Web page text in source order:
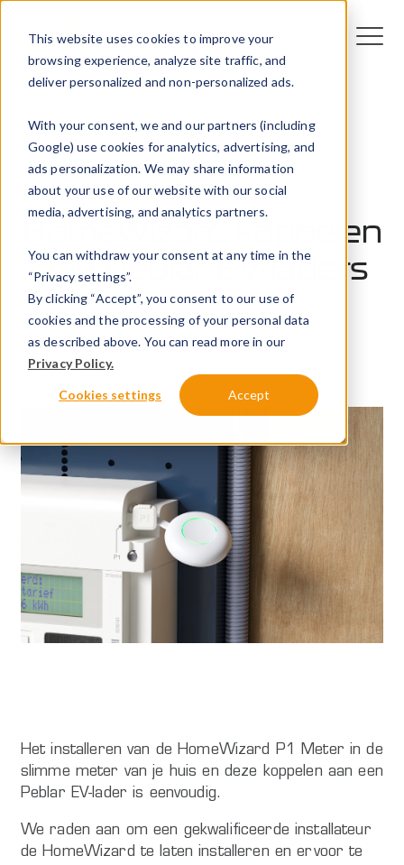
This website uses cookies to improve your
browsing experience, analyze site traffic, and
deliver personalized and non-personalized ads.
With your consent, we and our partners (including
Google) use cookies for analytics, advertising, and
ads personalization. We may share information
about your use of our website with our social
media, advertising, and analytics partners.
You can withdraw your consent at any time in the
“Privacy settings”.
By clicking “Accept”, you consent to our use of
cookies and the processing of your personal data
as described above. You can read more in our
Privacy Policy.
Cookies settings Accept
EV Technologie
HomeWizard koppelen
aan Peblar EV-laders
30 juli 2024
Het installeren van de HomeWizard P1 Meter in de
slimme meter van je huis en deze koppelen aan een
Peblar EV-lader is eenvoudig.
We raden aan om een gekwalificeerde installateur
de HomeWizard te laten installeren en ervoor te